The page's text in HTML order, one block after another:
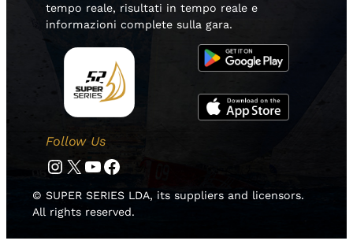
tempo reale, risultati in tempo reale e
informazioni complete sulla gara.
Follow Us
Instagram Twitter YouTube Facebook
© SUPER SERIES LDA, its suppliers and licensors.
All rights reserved.